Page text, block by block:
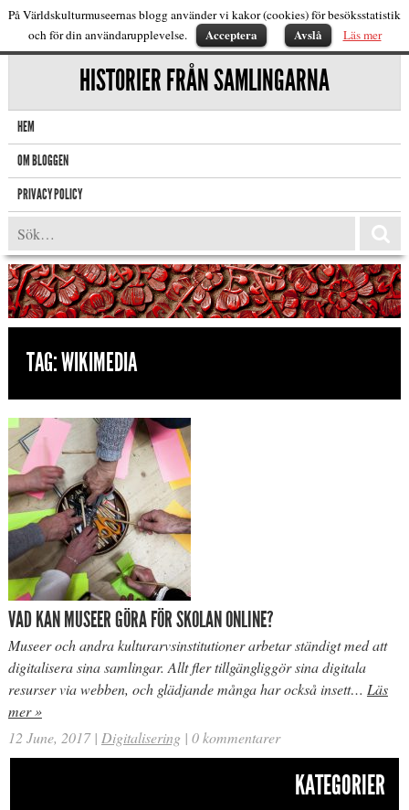
HISTORIER FRÅN SAMLINGARNA
HEM
OM BLOGGEN
PRIVACY POLICY
TAG:WIKIMEDIA
VAD KAN MUSEER GÖRA FÖR SKOLAN ONLINE?
Museer och andra kulturarvsinstitutioner arbetar ständigt med att
digitalisera sina samlingar. Allt fler tillgängliggör sina digitala
resurser via webben, och glädjande många har också insett… Läs
mer »
12 June, 2017 | Digitalisering | 0 kommentarer
KATEGORIER
På Världskulturmuseernas blogg använder vi kakor (cookies) för besöksstatistik
och för din användarupplevelse.
Acceptera Avslå Läs mer